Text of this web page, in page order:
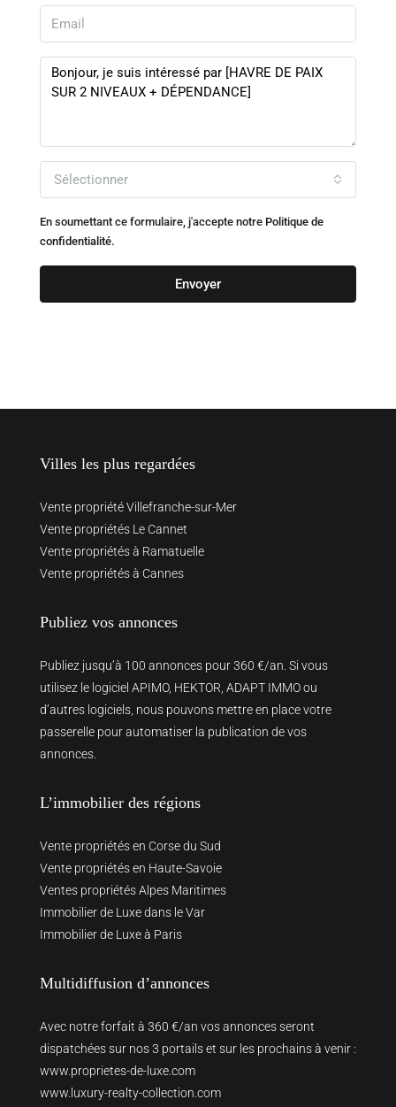
Sélectionner
En soumettant ce formulaire, j'accepte notre Politique de
confidentialité.
Envoyer
Villes les plus regardées
Vente propriété Villefranche-sur-Mer
Vente propriétés Le Cannet
Vente propriétés à Ramatuelle
Vente propriétés à Cannes
Publiez vos annonces
Publiez jusqu’à 100 annonces pour 360 €/an. Si vous
utilisez le logiciel APIMO, HEKTOR, ADAPT IMMO ou
d’autres logiciels, nous pouvons mettre en place votre
passerelle pour automatiser la publication de vos
annonces.
L’immobilier des régions
Vente propriétés en Corse du Sud
Vente propriétés en Haute-Savoie
Ventes propriétés Alpes Maritimes
Immobilier de Luxe dans le Var
Immobilier de Luxe à Paris
Multidiffusion d’annonces
Avec notre forfait à 360 €/an vos annonces seront
dispatchées sur nos 3 portails et sur les prochains à venir :
www.proprietes-de-luxe.com
www.luxury-realty-collection.com